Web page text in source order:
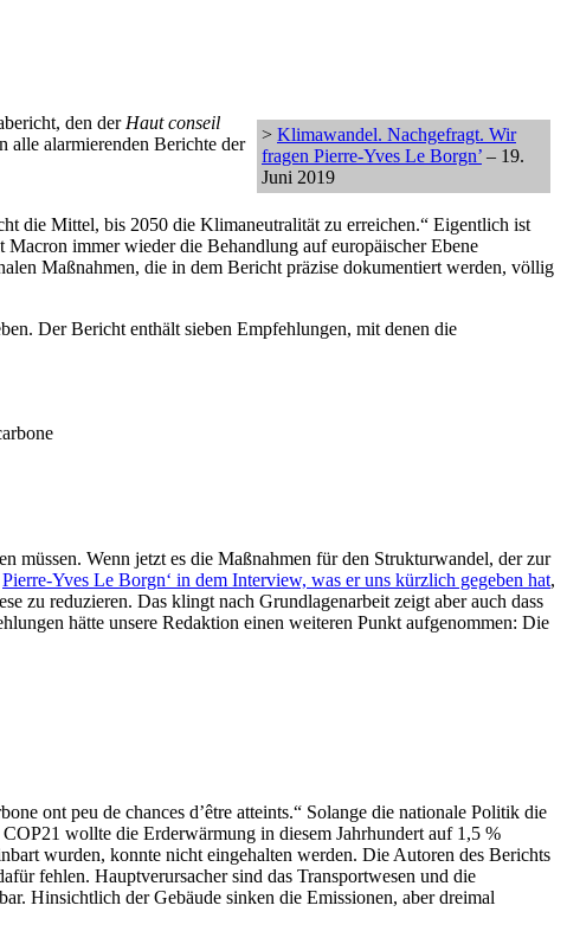
> Klimawandel. Nachgefragt. Wir
fragen Pierre-Yves Le Borgn’ – 19.
Juni 2019
den derHaut conseil
alle alarmierenden Berichte der
die Mittel, bis 2050 die Klimaneutralität zu erreichen.“ Eigentlich ist
immer wieder die Behandlung auf europäischer Ebene
Maßnahmen, die in dem Bericht präzise dokumentiert werden, völlig
Der Bericht enthält sieben Empfehlungen, mit denen die
müssen. Wenn jetzt es die Maßnahmen für den Strukturwandel, der zur
Pierre-Yves Le Borgn‘ in dem Interview, was er uns kürzlich gegeben hat,
zu reduzieren. Das klingt nach Grundlagenarbeit zeigt aber auch dass
hätte unsere Redaktion einen weiteren Punkt aufgenommen: Die
ont peu de chances d’être atteints.“ Solange die nationale Politik die
wollte die Erderwärmung in diesem Jahrhundert auf 1,5 %
wurden, konnte nicht eingehalten werden. Die Autoren des Berichts
fehlen. Hauptverursacher sind das Transportwesen und die
Hinsichtlich der Gebäude sinken die Emissionen, aber dreimal